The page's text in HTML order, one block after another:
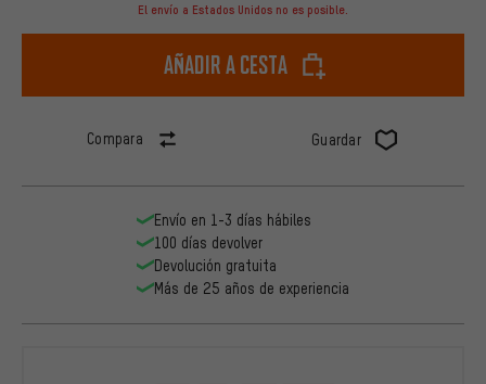
El envío a Estados Unidos no es posible.
Añadir a cesta
Compara Guardar
Envío en 1-3 días hábiles
100 días devolver
Devolución gratuita
Más de 25 años de experiencia